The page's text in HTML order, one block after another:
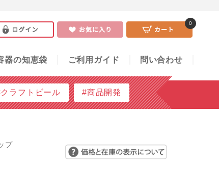
器の知恵袋 ご利用ガイド 問い合わせ
0
ラフトビール #商品開発
せ
プ